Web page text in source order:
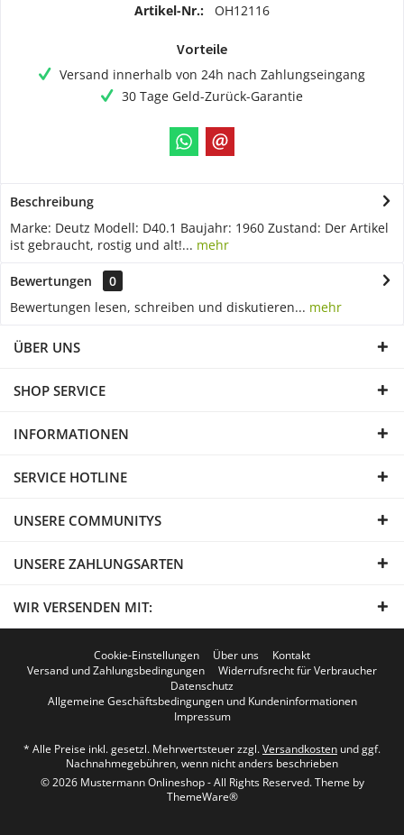
Artikel-Nr.: OH12116
Vorteile
Versand innerhalb von 24h nach Zahlungseingang
30 Tage Geld-Zurück-Garantie
Beschreibung
Marke: Deutz Modell: D40.1 Baujahr: 1960 Zustand: Der Artikel
ist gebraucht, rostig und alt!... mehr
Bewertungen
0
Bewertungen lesen, schreiben und diskutieren... mehr
ÜBER UNS
SHOP SERVICE
INFORMATIONEN
SERVICE HOTLINE
UNSERE COMMUNITYS
UNSERE ZAHLUNGSARTEN
WIR VERSENDEN MIT:
Cookie-Einstellungen Über uns
Kontakt
Versand und Zahlungsbedingungen
Widerrufsrecht für Verbraucher
Datenschutz
Allgemeine Geschäftsbedingungen und Kundeninformationen
Impressum
* Alle Preise inkl. gesetzl. Mehrwertsteuer zzgl.Versandkosten und ggf.
Nachnahmegebühren, wenn nicht anders beschrieben
© 2026 Mustermann Onlineshop - All Rights Reserved. Theme by
ThemeWare®